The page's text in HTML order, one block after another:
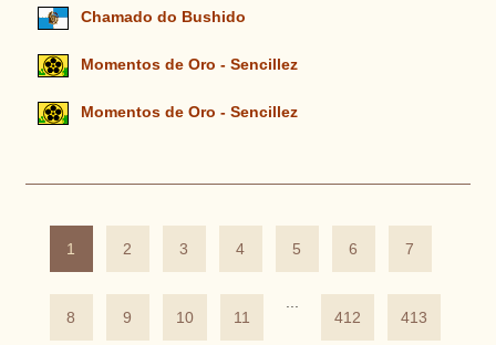
Chamado do Bushido
Momentos de Oro - Sencillez
Momentos de Oro - Sencillez
1 2 3 4 5 6 7
8 9 10 11
412
413